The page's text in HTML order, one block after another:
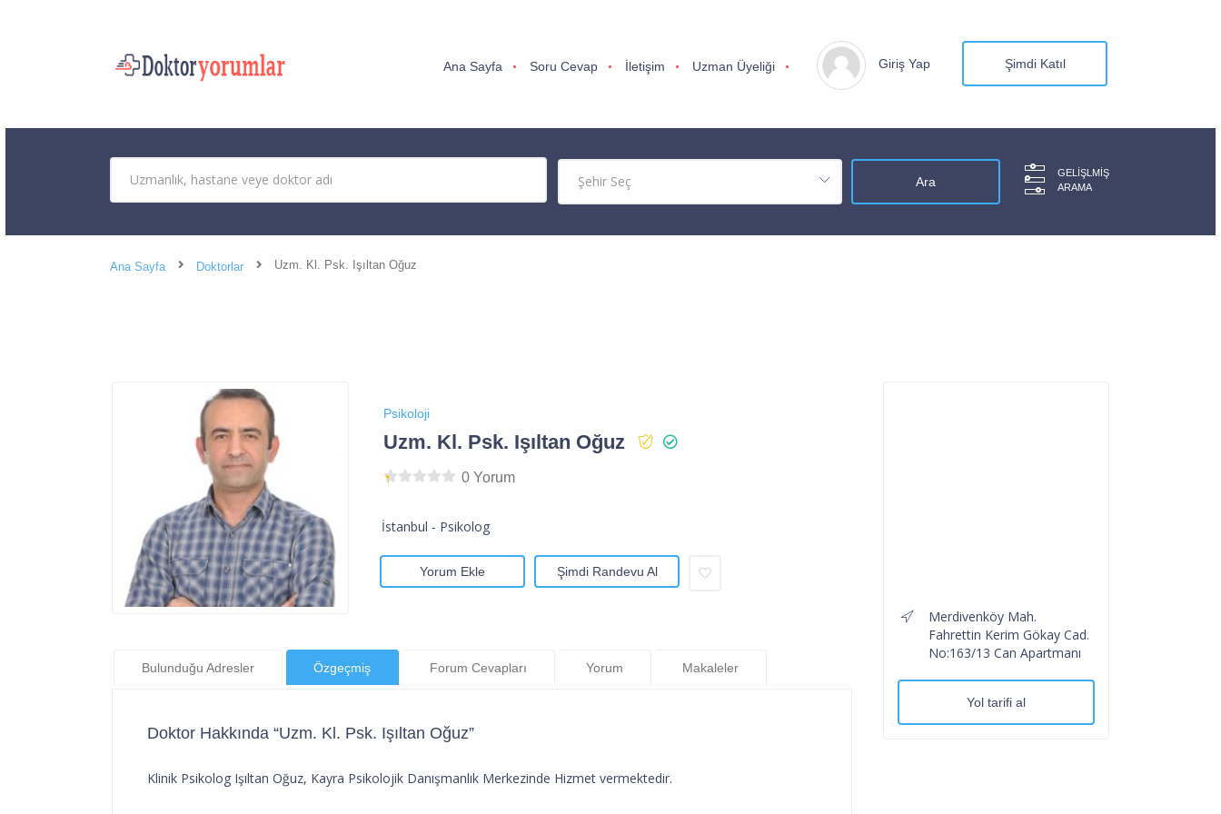
Ana Sayfa Soru Cevap İletişim Uzman Üyeliği Giriş Yap Şimdi Katıl
GELIŞLMIŞ
ARAMA
Ana Sayfa Doktorlar Uzm. Kl. Psk. Işıltan Oğuz
Psikoloji
Uzm. Kl. Psk. Işıltan Oğuz
0 Yorum
İstanbul - Psikolog
Yorum Ekle Şimdi Randevu Al
Bulunduğu Adresler Özgeçmiş Forum Cevapları Yorum Makaleler
Doktor Hakkında “Uzm. Kl. Psk. Işıltan Oğuz”
Klinik Psikolog Işıltan Oğuz, Kayra Psikolojik Danışmanlık Merkezinde Hizmet vermektedir.
Merdivenköy Mah.
Fahrettin Kerim Gökay Cad.
No:163/13 Can Apartmanı
Yol tarifi al